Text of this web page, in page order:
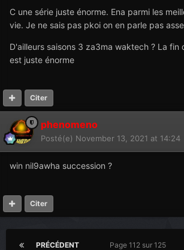
C une série juste énorme. Ena parmi les
vie. Je ne sais pas pkoi on en parle pas
D'ailleurs saisons 3 za3ma waktech ? La fin
est juste énorme
Citer
phenomeno
Posté(e) November 13, 2021 at 14:24
win nil9awha succession ?
Citer
PRÉCÉDENT Page 112 sur 125